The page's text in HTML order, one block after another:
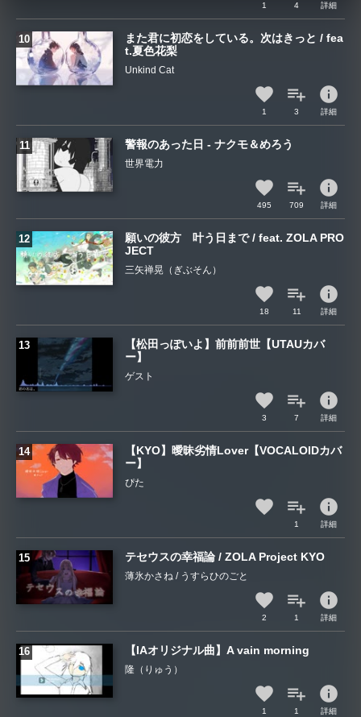
1 4 詳細
また君に初恋をしている。次はきっと / fea
t.夏色花梨
Unkind Cat
1 3
info
詳細
警報のあった日 - ナクモ＆めろう
世界電力
495 709
info
詳細
願いの彼方 叶う日まで / feat. ZOLA PRO
JECT
三矢禅晃（ぎぶそん）
18 11
info
詳細
【松田っぽいよ】前前前世【UTAUカバ
ー】
ゲスト
3 7
info
詳細
【KYO】曖昧劣情Lover【VOCALOIDカバ
ー】
ぴた
1
info
詳細
テセウスの幸福論 / ZOLA Project KYO
薄氷かさね / うすらひのごと
2 1
info
詳細
【IAオリジナル曲】A vain morning
隆（りゅう）
1 1
info
詳細